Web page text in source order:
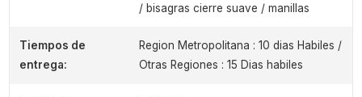
/ bisagras cierre suave / manillas
Tiempos de
entrega:
Region Metropolitana : 10 dias Habiles /
Otras Regiones : 15 Dias habiles